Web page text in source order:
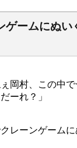
ゲームにぬい
岡村、この中
ーれ？」
レーンゲーム